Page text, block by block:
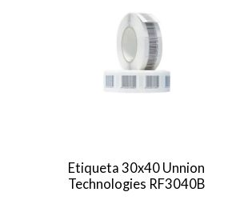
Etiqueta 30x40 Unnion
Technologies RF3040B